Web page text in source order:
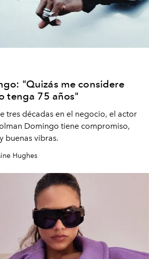
"Quizás me considere
tenga 75 años"
tres décadas en el negocio, el actor
Domingo tiene compromiso,
buenas vibras.
Hughes